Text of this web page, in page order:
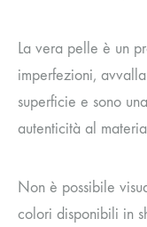
La vera pelle è un
imperfezioni,
superficie e sono
autenticità al
Non è possibile
colori disponibili in